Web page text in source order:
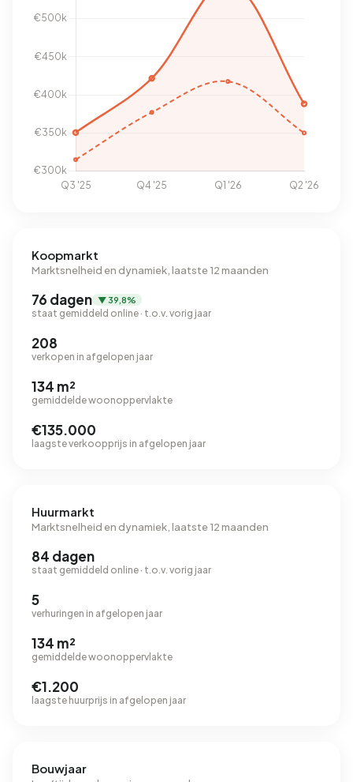
Koopmarkt
Marktsnelheid en dynamiek, laatste 12 maanden
76 dagen ▼ 39,8%
staat gemiddeld online · t.o.v. vorig jaar
208
verkopen in afgelopen jaar
134 m²
gemiddelde woonoppervlakte
€135.000
laagste verkoopprijs in afgelopen jaar
Huurmarkt
Marktsnelheid en dynamiek, laatste 12 maanden
84 dagen
staat gemiddeld online · t.o.v. vorig jaar
5
verhuringen in afgelopen jaar
134 m²
gemiddelde woonoppervlakte
€1.200
laagste huurprijs in afgelopen jaar
Bouwjaar